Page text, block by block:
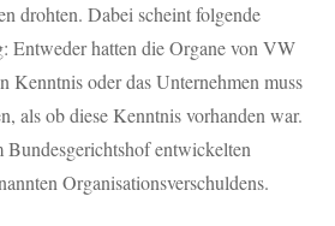
drohten. Dabei scheint folgende
Entweder hatten die Organe von VW
Kenntnis oder das Unternehmen muss
als ob diese Kenntnis vorhanden war.
Bundesgerichtshof entwickelten
Organisationsverschuldens.